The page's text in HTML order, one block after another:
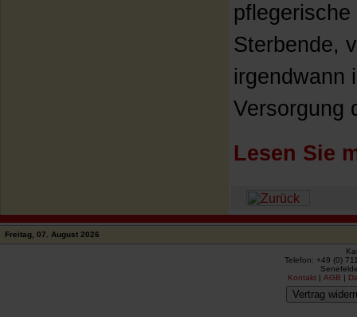
Sterbende,
irgendwann
Versorgung
Lesen Sie
Freitag, 07. August 2026
Telefon: +49 (0)
Kontakt |AGB |
Vertrag